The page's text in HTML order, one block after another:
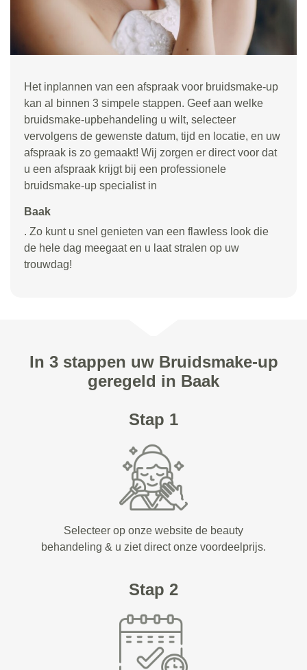
Het inplannen van een afspraak voor bruidsmake-up
kan al binnen 3 simpele stappen. Geef aan welke
bruidsmake-upbehandeling u wilt, selecteer
vervolgens de gewenste datum, tijd en locatie, en uw
afspraak is zo gemaakt! Wij zorgen er direct voor dat
u een afspraak krijgt bij een professionele
bruidsmake-up specialist in
Baak
. Zo kunt u snel genieten van een flawless look die
de hele dag meegaat en u laat stralen op uw
trouwdag!
In 3 stappen uw Bruidsmake-up
geregeld in Baak
Stap 1
Selecteer op onze website de beauty
behandeling & u ziet direct onze voordeelprijs.
Stap 2